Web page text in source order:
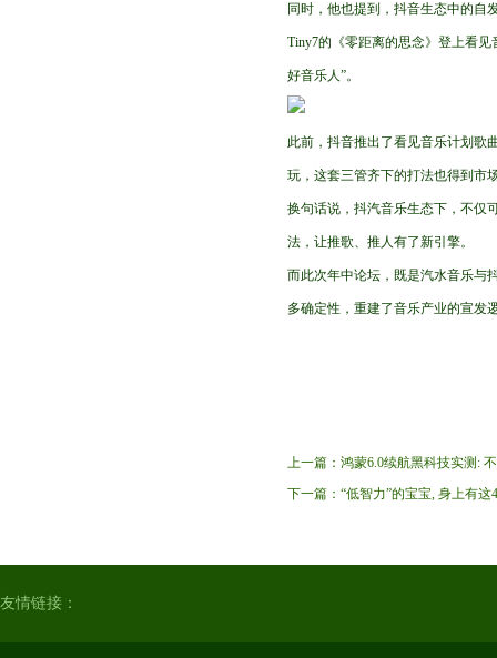
同时，他也提到，抖音生态中的自
Tiny7的《零距离的思念》登上看
好音乐人”。
此前，抖音推出了看见音乐计划歌
玩，这套三管齐下的打法也得到市
换句话说，抖汽音乐生态下，不仅
法，让推歌、推人有了新引擎。
而此次年中论坛，既是汽水音乐与
多确定性，重建了音乐产业的宣发
上一篇： 鸿蒙6.0续航黑科技实测:
下一篇： “低智力”的宝宝, 身上有
友情链接：